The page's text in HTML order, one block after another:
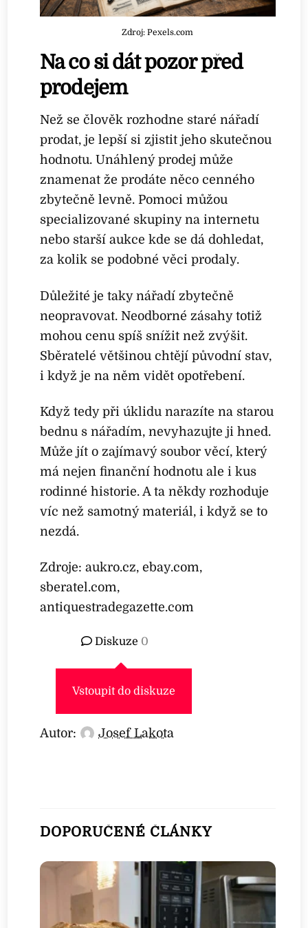
Zdroj: Pexels.com
Na co si dát pozor před
prodejem
Než se člověk rozhodne staré nářadí
prodat, je lepší si zjistit jeho skutečnou
hodnotu. Unáhlený prodej může
znamenat že prodáte něco cenného
zbytečně levně. Pomoci můžou
specializované skupiny na internetu
nebo starší aukce kde se dá dohledat,
za kolik se podobné věci prodaly.
Důležité je taky nářadí zbytečně
neopravovat. Neodborné zásahy totiž
mohou cenu spíš snížit než zvýšit.
Sběratelé většinou chtějí původní stav,
i když je na něm vidět opotřebení.
Když tedy při úklidu narazíte na starou
bednu s nářadím, nevyhazujte ji hned.
Může jít o zajímavý soubor věcí, který
má nejen finanční hodnotu ale i kus
rodinné historie. A ta někdy rozhoduje
víc než samotný materiál, i když se to
nezdá.
Zdroje: aukro.cz, ebay.com,
sberatel.com,
antiquestradegazette.com
Diskuze 0
Vstoupit do diskuze
Autor: Josef Lakota
DOPORUČENÉ ČLÁNKY